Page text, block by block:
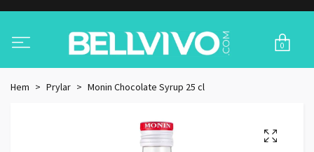
0
Hem Prylar Monin Chocolate Syrup 25 cl